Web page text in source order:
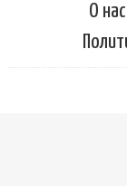
О нас